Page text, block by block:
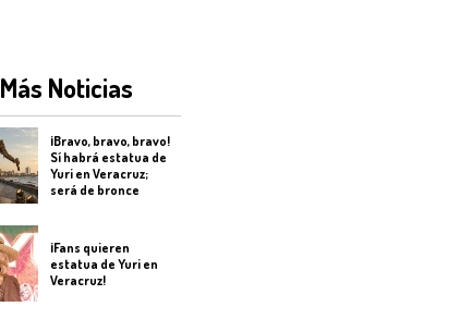
Más Noticias
¡Bravo, bravo, bravo!
Sí habrá estatua de
Yuri en Veracruz;
será de bronce
¡Fans quieren
estatua de Yuri en
Veracruz!